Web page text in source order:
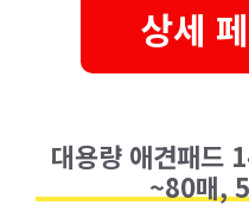
상세
대용량 애견패
~80매,